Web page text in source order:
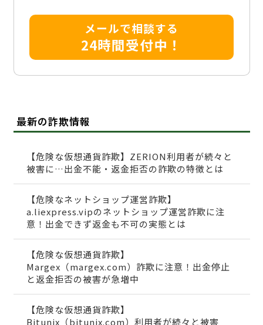
メールで相談する
24時間受付中！
最新の詐欺情報
【危険な仮想通貨詐欺】ZERION利用者が続々と
被害に…出金不能・返金拒否の詐欺の特徴とは
【危険なネットショップ運営詐欺】
a.liexpress.vipのネットショップ運営詐欺に注
意！出金できず返金も不可の実態とは
【危険な仮想通貨詐欺】
Margex（margex.com）詐欺に注意！出金停止
と返金拒否の被害が急増中
【危険な仮想通貨詐欺】
Bitunix（bitunix.com）利用者が続々と被害